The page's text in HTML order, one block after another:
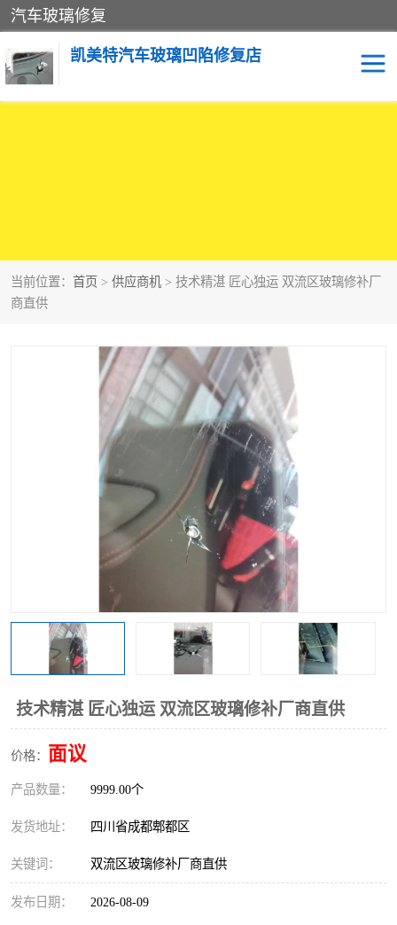
汽车玻璃修复
凯美特汽车玻璃凹陷修复店
当前位置： 首页 > 供应商机 > 技术精湛 匠心独运 双流区玻璃修补厂
商直供
技术精湛 匠心独运 双流区玻璃修补厂商直供
价格： 面议
产品数量： 9999.00个
发货地址： 四川省成都郫都区
关键词： 双流区玻璃修补厂商直供
发布日期： 2026-08-09